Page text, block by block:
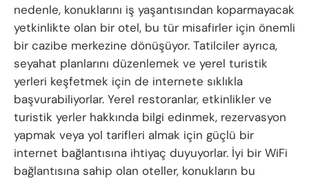
nedenle, konuklarını iş yaşantısından koparmayacak
yetkinlikte olan bir otel, bu tür misafirler için önemli
bir cazibe merkezine dönüşüyor. Tatilciler ayrıca,
seyahat planlarını düzenlemek ve yerel turistik
yerleri keşfetmek için de internete sıklıkla
başvurabiliyorlar. Yerel restoranlar, etkinlikler ve
turistik yerler hakkında bilgi edinmek, rezervasyon
yapmak veya yol tarifleri almak için güçlü bir
internet bağlantısına ihtiyaç duyuyorlar. İyi bir WiFi
bağlantısına sahip olan oteller, konukların bu